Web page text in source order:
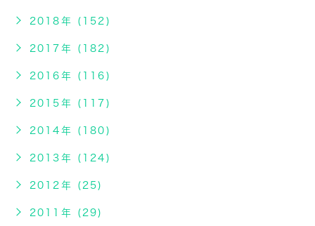
2018年 (152)
2017年 (182)
2016年 (116)
2015年 (117)
2014年 (180)
2013年 (124)
2012年 (25)
2011年 (29)